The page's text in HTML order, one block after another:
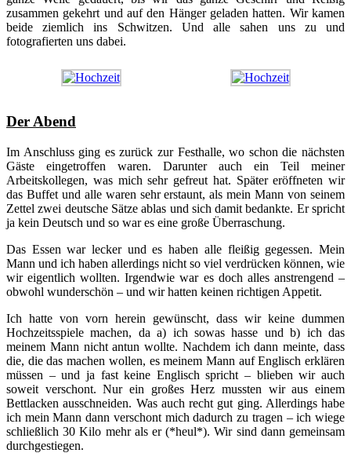
zusammen gekehrt und auf den Hänger geladen hatten. Wir kamen
beide ziemlich ins Schwitzen. Und alle sahen uns zu und
fotografierten uns dabei.
Der Abend
Im Anschluss ging es zurück zur Festhalle, wo schon die nächsten
Gäste eingetroffen waren. Darunter auch ein Teil meiner
Arbeitskollegen, was mich sehr gefreut hat. Später eröffneten wir
das Buffet und alle waren sehr erstaunt, als mein Mann von seinem
Zettel zwei deutsche Sätze ablas und sich damit bedankte. Er spricht
ja kein Deutsch und so war es eine große Überraschung.
Das Essen war lecker und es haben alle fleißig gegessen. Mein
Mann und ich haben allerdings nicht so viel verdrücken können, wie
wir eigentlich wollten. Irgendwie war es doch alles anstrengend –
obwohl wunderschön – und wir hatten keinen richtigen Appetit.
Ich hatte von vorn herein gewünscht, dass wir keine dummen
Hochzeitsspiele machen, da a) ich sowas hasse und b) ich das
meinem Mann nicht antun wollte. Nachdem ich dann meinte, dass
die, die das machen wollen, es meinem Mann auf Englisch erklären
müssen – und ja fast keine Englisch spricht – blieben wir auch
soweit verschont. Nur ein großes Herz mussten wir aus einem
Bettlacken ausschneiden. Was auch recht gut ging. Allerdings habe
ich mein Mann dann verschont mich dadurch zu tragen – ich wiege
schließlich 30 Kilo mehr als er (*heul*). Wir sind dann gemeinsam
durchgestiegen.